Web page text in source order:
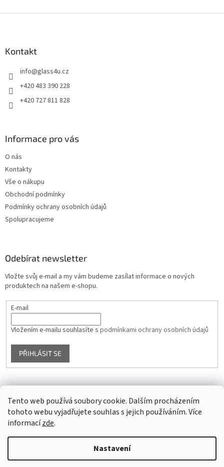
Tento web používá soubory cookie. Dalším procházením
tohoto webu vyjadřujete souhlas s jejich používáním. Více
informacízde.
Nastavení
Kontakt
info@glass4u.cz
+420 483 390 228
+420 727 811 828
Informace pro vás
O nás
Kontakty
Vše o nákupu
Obchodní podmínky
Podmínky ochrany osobních údajů
Spolupracujeme
Odebírat newsletter
Vložte svůj e-mail a my vám budeme zasílat informace o nových
produktech na našem e-shopu.
E-mail
Vložením e-mailu souhlasíte s podmínkami ochrany osobních údajů
PŘIHLÁSIT SE
Facebook